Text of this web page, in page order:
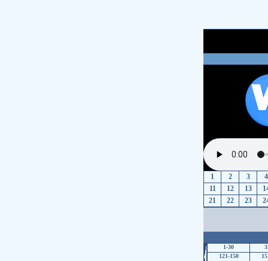
1 2 3
4
11
12 13
21
22 23
1-30
121-150